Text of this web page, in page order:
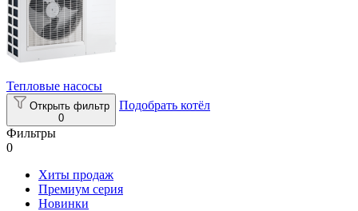
Тепловые насосы
Открыть фильтр
0
Подобрать котёл
Фильтры
0
Хиты продаж
Премиум серия
Новинки